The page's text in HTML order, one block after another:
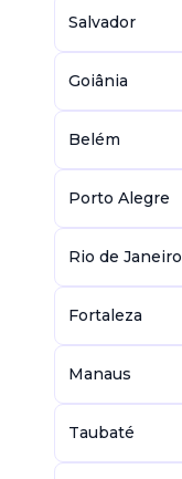
Salvador
Goiânia
Belém
Porto Alegre
Rio de Janeiro
Fortaleza
Manaus
Taubaté